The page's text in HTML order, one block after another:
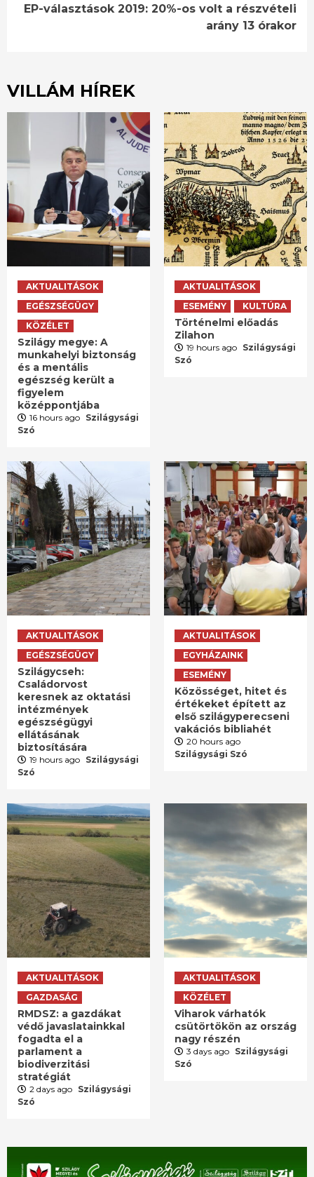
EP-választások 2019: 20%-os volt a részvételi
arány 13 órakor
VILLÁM HÍREK
AKTUALITÁSOK
EGÉSZSÉGÜGY
KÖZÉLET
Szilágy megye: A
munkahelyi biztonság
és a mentális
egészség került a
figyelem
középpontjába
16 hours ago Szilágysági
Szó
AKTUALITÁSOK
ESEMÉNY
KULTÚRA
Történelmi előadás
Zilahon
19 hours ago Szilágysági
Szó
AKTUALITÁSOK
EGÉSZSÉGÜGY
Szilágycseh:
Családorvost
keresnek az oktatási
intézmények
egészségügyi
ellátásának
biztosítására
19 hours ago Szilágysági
Szó
AKTUALITÁSOK
EGYHÁZAINK
ESEMÉNY
Közösséget, hitet és
értékeket épített az
első szilágyperecseni
vakációs bibliahét
20 hours ago
Szilágysági Szó
AKTUALITÁSOK
GAZDASÁG
RMDSZ: a gazdákat
védő javaslatainkkal
fogadta el a
parlament a
biodiverzitási
stratégiát
2 days ago Szilágysági
Szó
AKTUALITÁSOK
KÖZÉLET
Viharok várhatók
csütörtökön az ország
nagy részén
3 days ago Szilágysági
Szó